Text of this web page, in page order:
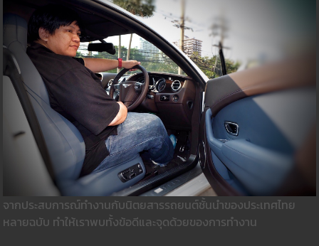
จากประสบการณ์ทำงานกับนิตยสารรถยนต์ชั้นนำของประเทศไทย
หลายฉบับ ทำให้เราพบทั้งข้อดีและจุดด้วยของการทำงาน